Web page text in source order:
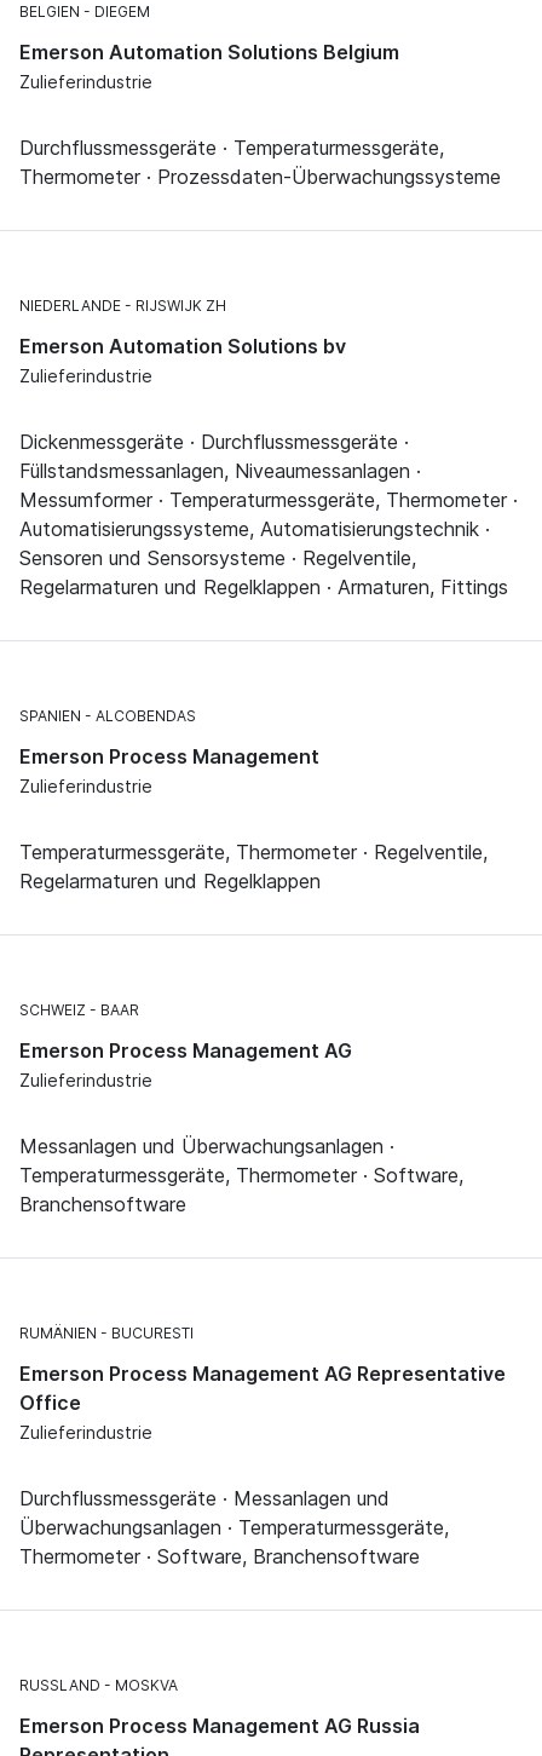
BELGIEN DIEGEM
Emerson Automation Solutions Belgium
Zulieferindustrie
Durchflussmessgeräte · Temperaturmessgeräte,
Thermometer · Prozessdaten-Überwachungssysteme
NIEDERLANDE RIJSWIJK ZH
Emerson Automation Solutions bv
Zulieferindustrie
Dickenmessgeräte · Durchflussmessgeräte ·
Füllstandsmessanlagen, Niveaumessanlagen ·
Messumformer · Temperaturmessgeräte, Thermometer ·
Automatisierungssysteme, Automatisierungstechnik ·
Sensoren und Sensorsysteme · Regelventile,
Regelarmaturen und Regelklappen · Armaturen, Fittings
SPANIEN ALCOBENDAS
Emerson Process Management
Zulieferindustrie
Temperaturmessgeräte, Thermometer · Regelventile,
Regelarmaturen und Regelklappen
SCHWEIZ BAAR
Emerson Process Management AG
Zulieferindustrie
Messanlagen und Überwachungsanlagen ·
Temperaturmessgeräte, Thermometer · Software,
Branchensoftware
RUMÄNIEN BUCURESTI
Emerson Process Management AG Representative
Office
Zulieferindustrie
Durchflussmessgeräte · Messanlagen und
Überwachungsanlagen · Temperaturmessgeräte,
Thermometer · Software, Branchensoftware
RUSSLAND MOSKVA
Emerson Process Management AG Russia